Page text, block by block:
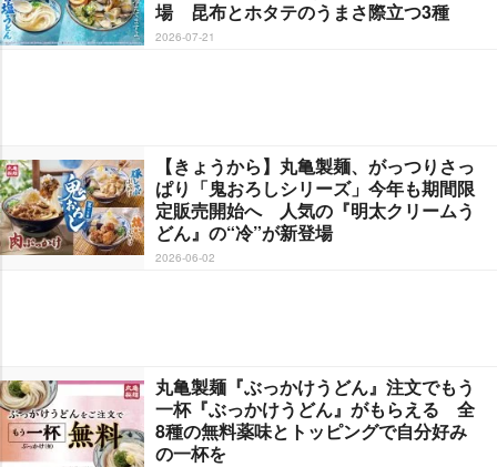
場 昆布とホタテのうまさ際立つ3種
2026-07-21
【きょうから】丸亀製麺、がっつりさっ
ぱり「鬼おろしシリーズ」今年も期間限
定販売開始へ 人気の『明太クリームう
どん』の“冷”が新登場
2026-06-02
丸亀製麺『ぶっかけうどん』注文でもう
一杯『ぶっかけうどん』がもらえる 全
8種の無料薬味とトッピングで自分好み
の一杯を